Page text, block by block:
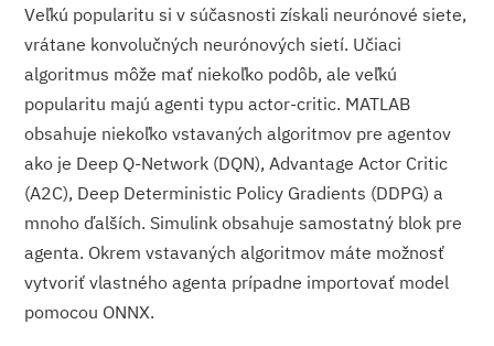
Veľkú popularitu si v súčasnosti získali neurónové siete,
vrátane konvolučných neurónových sietí. Učiaci
algoritmus môže mať niekoľko podôb, ale veľkú
popularitu majú agenti typu actor-critic. MATLAB
obsahuje niekoľko vstavaných algoritmov pre agentov
ako je Deep Q-Network (DQN), Advantage Actor Critic
(A2C), Deep Deterministic Policy Gradients (DDPG) a
mnoho ďalších. Simulink obsahuje samostatný blok pre
agenta. Okrem vstavaných algoritmov máte možnosť
vytvoriť vlastného agenta prípadne importovať model
pomocou ONNX.